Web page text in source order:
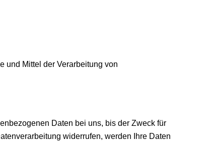
und Mittel der Verarbeitung von
Daten bei uns, bis der Zweck für
widerrufen, werden Ihre Daten